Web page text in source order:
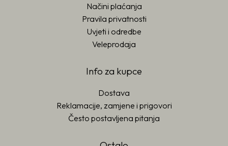
Načini plaćanja
Pravila privatnosti
Uvjeti i odredbe
Veleprodaja
Info za kupce
Dostava
Reklamacije, zamjene i prigovori
Često postavljena pitanja